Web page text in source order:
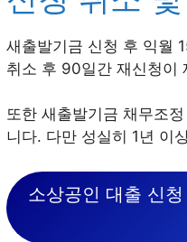
새출발기금 신청 후 익월
취소 후 90일간 재신청이
또한 새출발기금 채무조
니다. 다만 성실히 1년 이
소상공인 대출 신